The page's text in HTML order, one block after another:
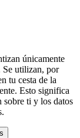
únicamente
Se utilizan, por
tu cesta de la
Esto significa
sobre ti y los datos